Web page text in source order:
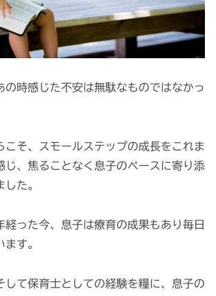
の時感じた不安は無駄なものではなかっ
こそ、スモールステップの成長をこれま
じ、焦ることなく息子のペースに寄り添
た。
経った今、息子は療育の成果もあり毎日
す。
して保育士としての経験を糧に、息子の